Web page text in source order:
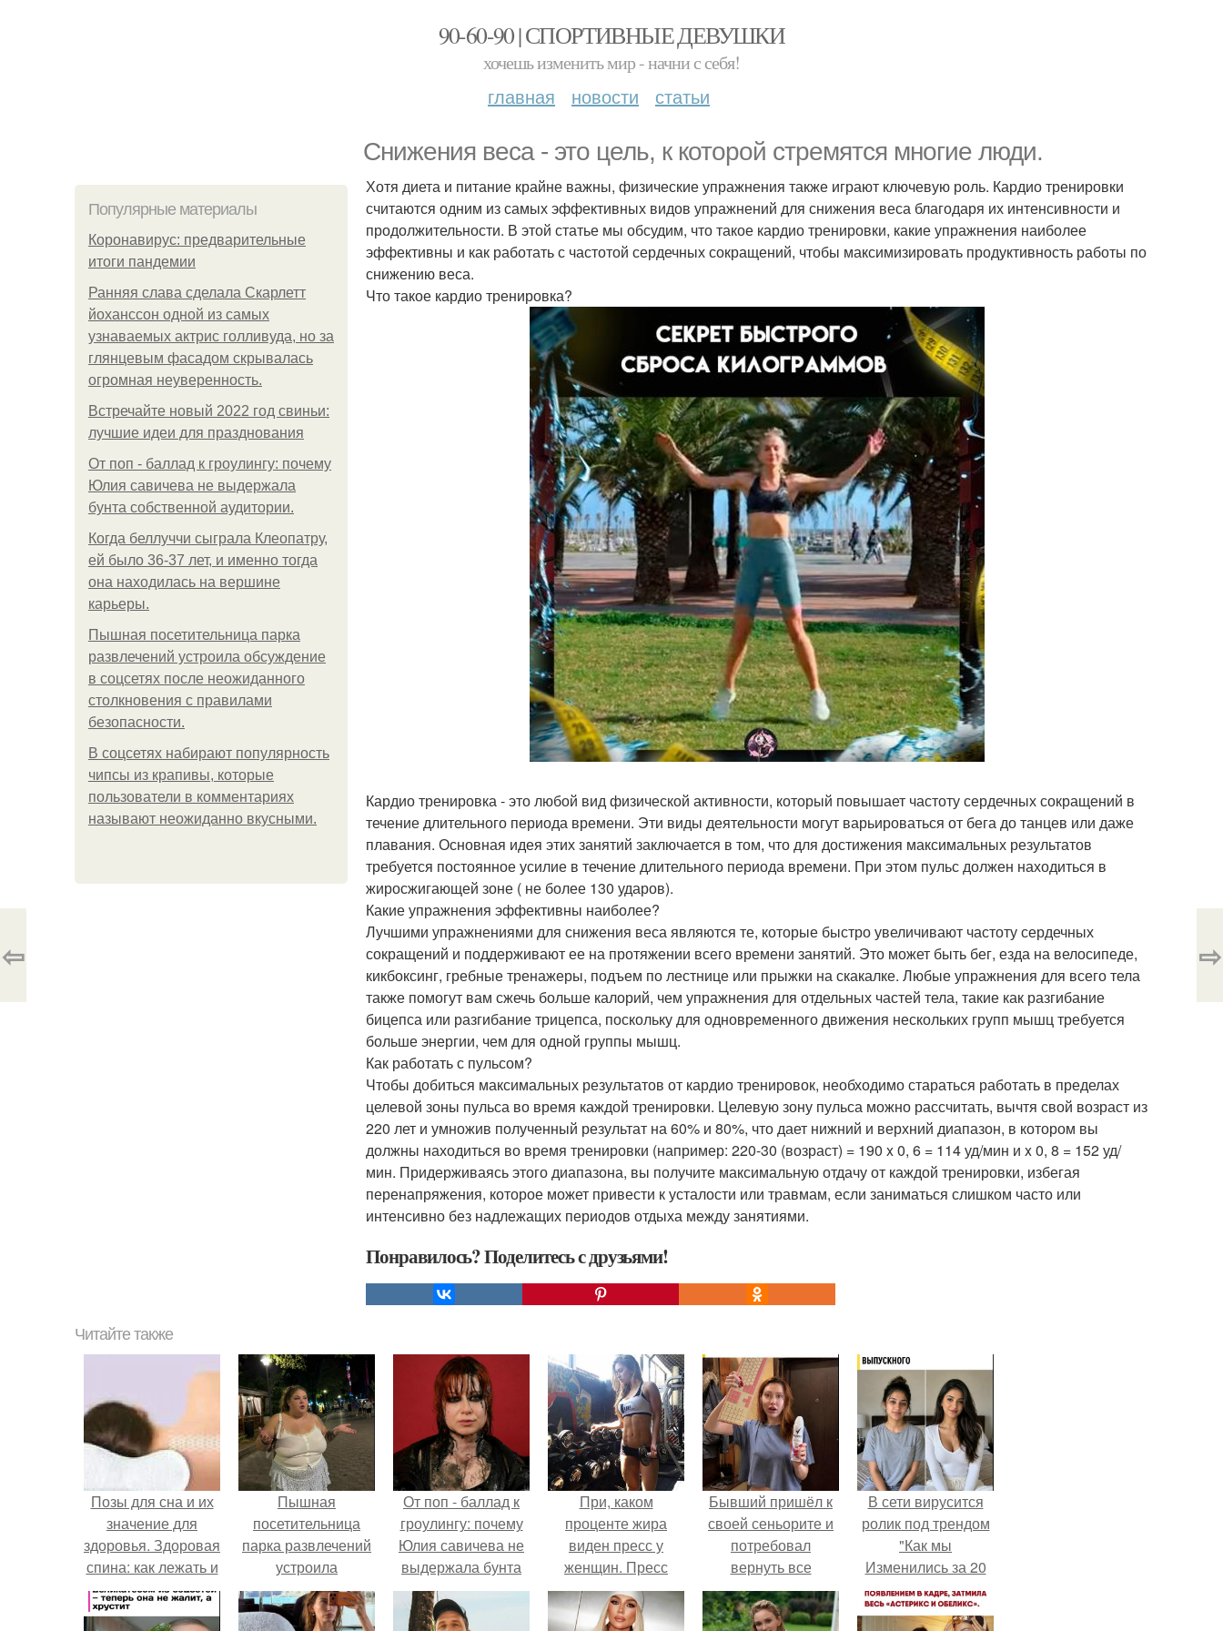
90-60-90 | СПОРТИВНЫЕ ДЕВУШКИ
хочешь изменить мир - начни с себя!
главная новости статьи
Снижения веса - это цель, к которой стремятся многие люди.
Популярные материалы
Коронавирус: предварительные
итоги пандемии
Ранняя слава сделала Скарлетт
йоханссон одной из самых
узнаваемых актрис голливуда, но за
глянцевым фасадом скрывалась
огромная неуверенность.
Встречайте новый 2022 год свиньи:
лучшие идеи для празднования
От поп - баллад к гроулингу: почему
Юлия савичева не выдержала
бунта собственной аудитории.
Когда беллуччи сыграла Клеопатру,
ей было 36-37 лет, и именно тогда
она находилась на вершине
карьеры.
Пышная посетительница парка
развлечений устроила обсуждение
в соцсетях после неожиданного
столкновения с правилами
безопасности.
В соцсетях набирают популярность
чипсы из крапивы, которые
пользователи в комментариях
называют неожиданно вкусными.
Хотя диета и питание крайне важны, физические упражнения также играют ключевую роль. Кардио тренировки
считаются одним из самых эффективных видов упражнений для снижения веса благодаря их интенсивности и
продолжительности. В этой статье мы обсудим, что такое кардио тренировки, какие упражнения наиболее
эффективны и как работать с частотой сердечных сокращений, чтобы максимизировать продуктивность работы по
снижению веса.
Что такое кардио тренировка?
Кардио тренировка - это любой вид физической активности, который повышает частоту сердечных сокращений в
течение длительного периода времени. Эти виды деятельности могут варьироваться от бега до танцев или даже
плавания. Основная идея этих занятий заключается в том, что для достижения максимальных результатов
требуется постоянное усилие в течение длительного периода времени. При этом пульс должен находиться в
жиросжигающей зоне ( не более 130 ударов).
Какие упражнения эффективны наиболее?
Лучшими упражнениями для снижения веса являются те, которые быстро увеличивают частоту сердечных
сокращений и поддерживают ее на протяжении всего времени занятий. Это может быть бег, езда на велосипеде,
кикбоксинг, гребные тренажеры, подъем по лестнице или прыжки на скакалке. Любые упражнения для всего тела
также помогут вам сжечь больше калорий, чем упражнения для отдельных частей тела, такие как разгибание
бицепса или разгибание трицепса, поскольку для одновременного движения нескольких групп мышц требуется
больше энергии, чем для одной группы мышц.
Как работать с пульсом?
Чтобы добиться максимальных результатов от кардио тренировок, необходимо стараться работать в пределах
целевой зоны пульса во время каждой тренировки. Целевую зону пульса можно рассчитать, вычтя свой возраст из
220 лет и умножив полученный результат на 60% и 80%, что дает нижний и верхний диапазон, в котором вы
должны находиться во время тренировки (например: 220-30 (возраст) = 190 x 0, 6 = 114 уд/мин и x 0, 8 = 152 уд/
мин. Придерживаясь этого диапазона, вы получите максимальную отдачу от каждой тренировки, избегая
перенапряжения, которое может привести к усталости или травмам, если заниматься слишком часто или
интенсивно без надлежащих периодов отдыха между занятиями.
Понравилось? Поделитесь с друзьями!
⇦ ⇨
Читайте также
Позы для сна и их
значение для
здоровья. Здоровая
спина: как лежать и
спать правильно
Пышная
посетительница
парка развлечений
устроила
обсуждение в
соцсетях после
От поп - баллад к
гроулингу: почему
Юлия савичева не
выдержала бунта
собственной
аудитории.
При, каком
проценте жира
виден пресс у
женщин. Пресс
кубиками есть у
каждого, но обычно
Бывший пришёл к
своей сеньорите и
потребовал
вернуть все
подарки.
В сети вирусится
ролик под трендом
"Как мы
Изменились за 20
лет".